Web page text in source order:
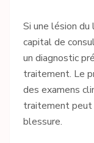
Si une lésion
capital de
un diagnostic
traitement. Le
des examens
traitement peut
blessure.